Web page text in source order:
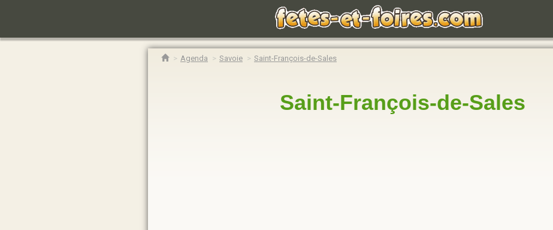
Agenda Savoie Saint-François-de-Sales
Saint-François-de-Sales